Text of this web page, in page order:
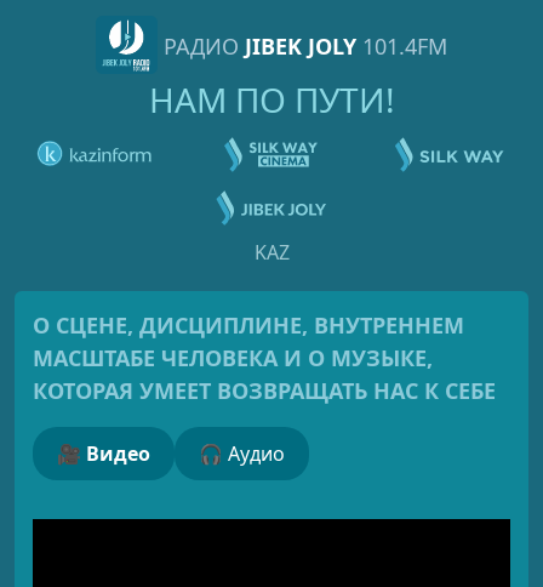
РАДИО JIBEK JOLY 101.4FM
НАМ ПО ПУТИ!
KAZ
О СЦЕНЕ, ДИСЦИПЛИНЕ, ВНУТРЕННЕМ
МАСШТАБЕ ЧЕЛОВЕКА И О МУЗЫКЕ,
КОТОРАЯ УМЕЕТ ВОЗВРАЩАТЬ НАС К СЕБЕ
🎥 Видео 🎧 Аудио